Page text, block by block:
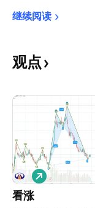
继续阅读
观点
看涨
做
多